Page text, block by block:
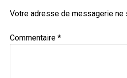
Votre adresse de messagerie ne
Commentaire *